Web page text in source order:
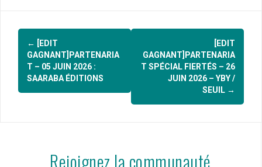
Navigation
d'article
←
[EDIT
GAGNANT]PARTENARIA
T – 05 JUIN 2026 :
SAARABA ÉDITIONS
[EDIT
GAGNANT]PARTENARIA
T SPÉCIAL FIERTÉS – 26
JUIN 2026 – YBY /
SEUIL →
Rejoignez la communauté